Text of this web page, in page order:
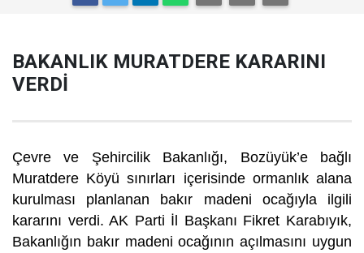
BAKANLIK MURATDERE KARARINI
VERDİ
Çevre ve Şehircilik Bakanlığı, Bozüyük’e bağlı
Muratdere Köyü sınırları içerisinde ormanlık alana
kurulması planlanan bakır madeni ocağıyla ilgili
kararını verdi. AK Parti İl Başkanı Fikret Karabıyık,
Bakanlığın bakır madeni ocağının açılmasını uygun